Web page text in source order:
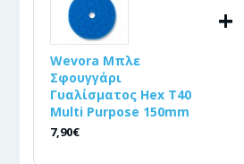
Wevora Μπλε
Σφουγγάρι
Γυαλίσματος Hex T40
Multi Purpose 150mm
7,90€
+